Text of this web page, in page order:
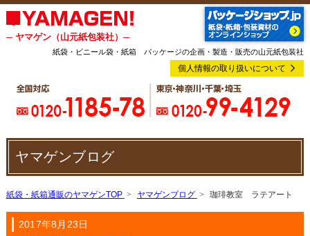
─ ヤマゲン（山元紙包装社）─
紙袋・ビニール袋・紙箱 パッケージの企画・製造・販売の山元紙包装社
個人情報の取り扱いについて
ヤマゲンブログ
紙袋・紙箱通販のヤマゲンTOP ヤマゲンブログ 珈琲教室 ラテアート
2017年8月23日